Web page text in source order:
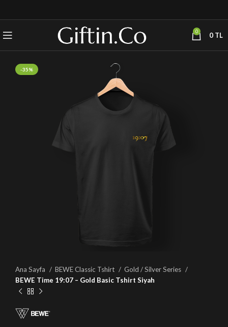
0 0 TL
-35%
Ana Sayfa BEWE Classic Tshirt
Gold / Silver Series
BEWE Time 19:07 – Gold Basic Tshirt Siyah